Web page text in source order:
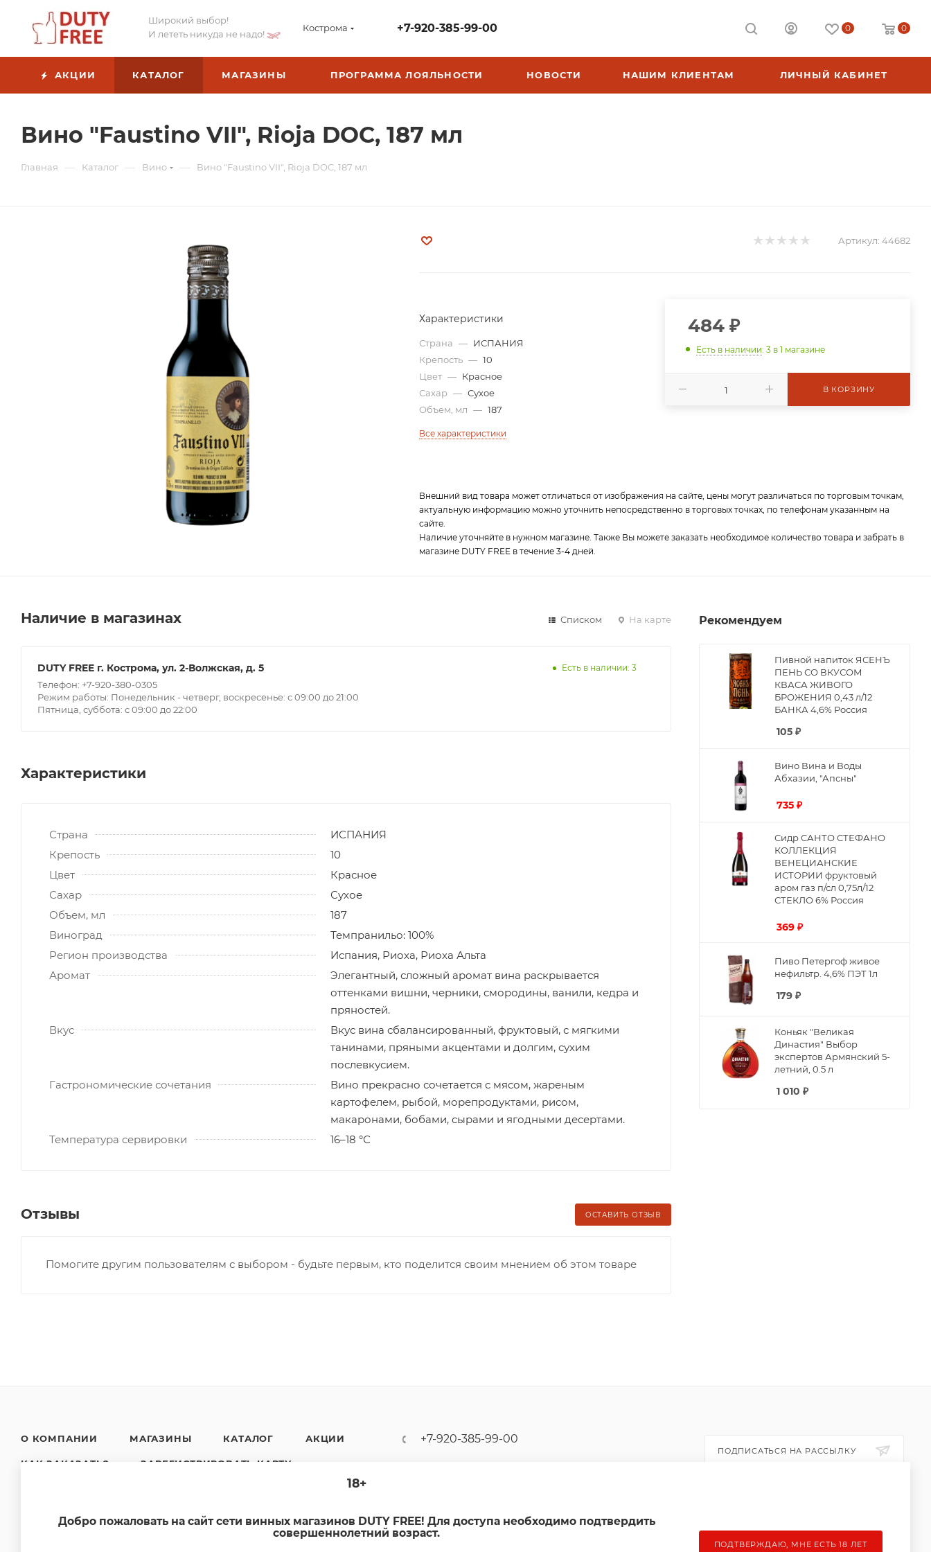
Широкий выбор!
И лететь никуда не надо!
Кострома +7-920-385-99-00 0 0
АКЦИИ КАТАЛОГ МАГАЗИНЫ ПРОГРАММА ЛОЯЛЬНОСТИ НОВОСТИ НАШИМ КЛИЕНТАМ ЛИЧНЫЙ КАБИНЕТ
Вино "Faustino VII", Rioja DOC, 187 мл
Главная — Каталог — Вино — Вино "Faustino VII", Rioja DOC, 187 мл
Артикул: 44682
Характеристики
Страна — ИСПАНИЯ
Крепость — 10
Цвет — Красное
Сахар — Сухое
Объем, мл — 187
Все характеристики
484₽
Есть в наличии: 3 в 1 магазине
В КОРЗИНУ
Внешний вид товара может отличаться от изображения на сайте, цены могут различаться по торговым точкам,
актуальную информацию можно уточнить непосредственно в торговых точках, по телефонам указанным на
сайте.
Наличие уточняйте в нужном магазине. Также Вы можете заказать необходимое количество товара и забрать в
магазине DUTY FREE в течение 3-4 дней.
Наличие в магазинах Списком На карте
DUTY FREE г. Кострома, ул. 2-Волжская, д. 5
Телефон: +7-920-380-0305
Режим работы: Понедельник - четверг, воскресенье: с 09:00 до 21:00
Пятница, суббота: с 09:00 до 22:00
Есть в наличии: 3
Характеристики
Страна
ИСПАНИЯ
Крепость
10
Цвет
Красное
Сахар
Сухое
Объем, мл
187
Виноград
Темпранильо: 100%
Регион производства
Испания, Риоха, Риоха Альта
Аромат
Элегантный, сложный аромат вина раскрывается
оттенками вишни, черники, смородины, ванили, кедра и
пряностей.
Вкус
Вкус вина сбалансированный, фруктовый, с мягкими
танинами, пряными акцентами и долгим, сухим
послевкусием.
Гастрономические сочетания
Вино прекрасно сочетается с мясом, жареным
картофелем, рыбой, морепродуктами, рисом,
макаронами, бобами, сырами и ягодными десертами.
Температура сервировки
16–18 °С
Отзывы ОСТАВИТЬ ОТЗЫВ
Помогите другим пользователям с выбором - будьте первым, кто поделится своим мнением об этом товаре
Рекомендуем
Пивной напиток ЯСЕНЪ
ПЕНЬ СО ВКУСОМ
КВАСА ЖИВОГО
БРОЖЕНИЯ 0,43 л/12
БАНКА 4,6% Россия
105 ₽
Вино Вина и Воды
Абхазии, "Апсны"
735 ₽
Сидр САНТО СТЕФАНО
КОЛЛЕКЦИЯ
ВЕНЕЦИАНСКИЕ
ИСТОРИИ фруктовый
аром газ п/сл 0,75л/12
СТЕКЛО 6% Россия
369 ₽
Пиво Петергоф живое
нефильтр. 4,6% ПЭТ 1л
179 ₽
Коньяк "Великая
Династия" Выбор
экспертов Армянский 5-
летний, 0.5 л
1 010 ₽
О КОМПАНИИ МАГАЗИНЫ КАТАЛОГ АКЦИИ
КАК ЗАКАЗАТЬ? ЗАРЕГИСТРИРОВАТЬ КАРТУ
+7-920-385-99-00
ПОДПИСАТЬСЯ НА РАССЫЛКУ
18+
Добро пожаловать на сайт сети винных магазинов DUTY FREE! Для доступа необходимо подтвердить
совершеннолетний возраст.
ПОДТВЕРЖДАЮ, МНЕ ЕСТЬ 18 ЛЕТ